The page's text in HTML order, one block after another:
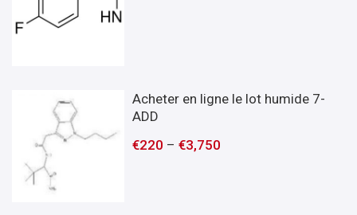
Acheter en ligne le lot humide 7-
ADD
€220 –€3,750